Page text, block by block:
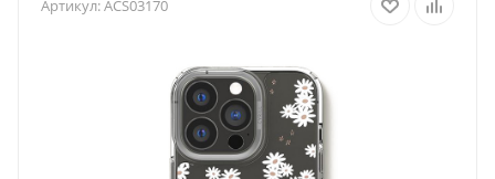
Артикул:ACS03170